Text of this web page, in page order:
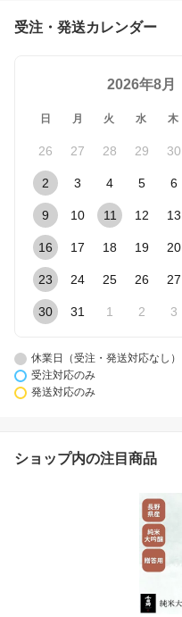
受注・発送カレンダー
2026年8月
日 月 火 水 木
26 27 28 29 30
2 3 4 5 6
9 10 11 12 13
16 17 18 19 20
23 24 25 26 27
30 31 1 2 3
休業日（受注・発送対応なし）
受注対応のみ
発送対応のみ
ショップ内の注目商品